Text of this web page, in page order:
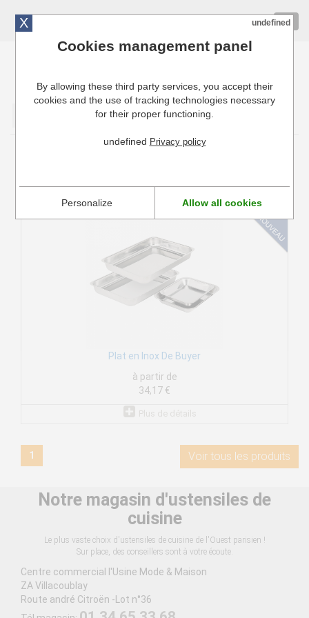
Cuisinresto: Ustensiles de cuisine pour professionnels
Tous nos plats au four de qualité professionnel.
Plat en Inox De Buyer
à partir de
34,17 €
1 Voir tous les produits
Notre magasin d'ustensiles de
cuisine
Le plus vaste choix d'ustensiles de cuisine de l'Ouest parisien !
Sur place, des conseillers sont à votre écoute.
Centre commercial l'Usine Mode & Maison
ZA Villacoublay
Route andré Citroën -Lot n°36
X undefined
Cookies management panel
By allowing these third party services, you accept their
cookies and the use of tracking technologies necessary
for their proper functioning.
undefined Privacy policy
Personalize Allow all cookies